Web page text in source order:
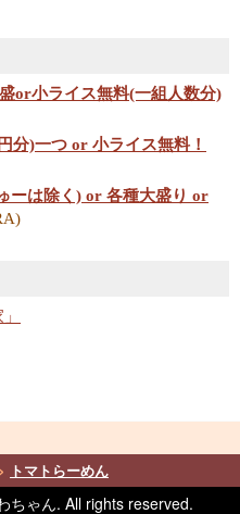
or小ライス無料(一組人数分)
分)一つ or 小ライス無料！
ーは除く) or 各種大盛り or
トマトらーめん
ちゃん. All rights reserved.